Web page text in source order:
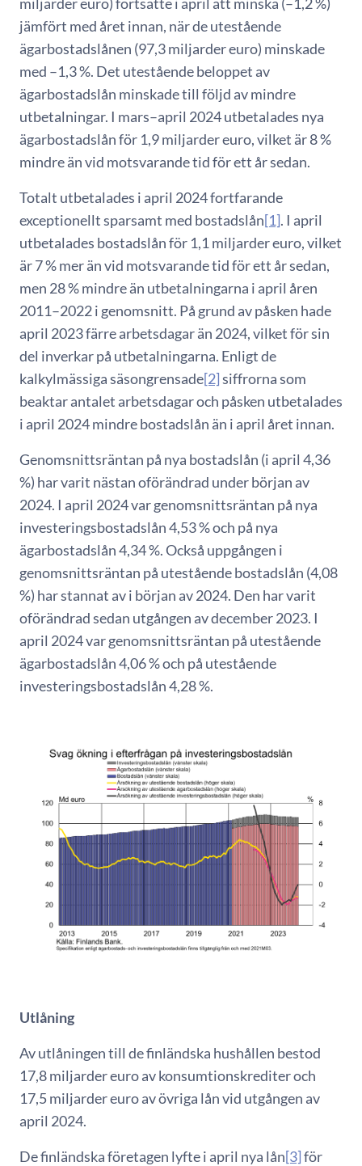
jämfört med året innan, när de utestående
ägarbostadslånen (97,3 miljarder euro) minskade
med –1,3 %. Det utestående beloppet av
ägarbostadslån minskade till följd av mindre
utbetalningar. I mars–april 2024 utbetalades nya
ägarbostadslån för 1,9 miljarder euro, vilket är 8 %
mindre än vid motsvarande tid för ett år sedan.
Totalt utbetalades i april 2024 fortfarande
exceptionellt sparsamt med bostadslån[1]. I april
utbetalades bostadslån för 1,1 miljarder euro, vilket
är 7 % mer än vid motsvarande tid för ett år sedan,
men 28 % mindre än utbetalningarna i april åren
2011–2022 i genomsnitt. På grund av påsken hade
april 2023 färre arbetsdagar än 2024, vilket för sin
del inverkar på utbetalningarna. Enligt de
kalkylmässiga säsongrensade[2]siffrorna som
beaktar antalet arbetsdagar och påsken utbetalades
i april 2024 mindre bostadslån än i april året innan.
Genomsnittsräntan på nya bostadslån (i april 4,36
%) har varit nästan oförändrad under början av
2024. I april 2024 var genomsnittsräntan på nya
investeringsbostadslån 4,53 % och på nya
ägarbostadslån 4,34 %. Också uppgången i
genomsnittsräntan på utestående bostadslån (4,08
%) har stannat av i början av 2024. Den har varit
oförändrad sedan utgången av december 2023. I
april 2024 var genomsnittsräntan på utestående
ägarbostadslån 4,06 % och på utestående
investeringsbostadslån 4,28 %.
Utlåning
Av utlåningen till de finländska hushållen bestod
17,8 miljarder euro av konsumtionskrediter och
17,5 miljarder euro av övriga lån vid utgången av
april 2024.
De finländska företagen lyfte i april nya lån[3]för